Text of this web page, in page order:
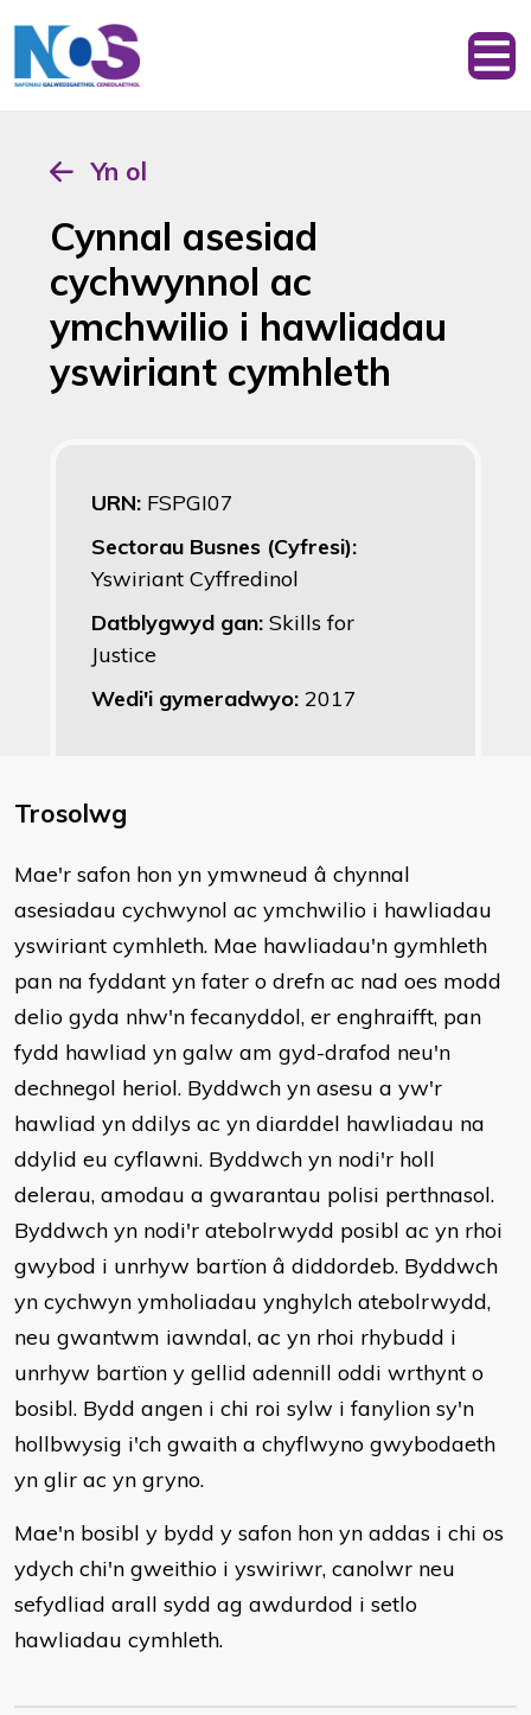
Yn ol
Cynnal asesiad
cychwynnol ac
ymchwilio i hawliadau
yswiriant cymhleth
URN: FSPGI07
Sectorau Busnes (Cyfresi):
Yswiriant Cyffredinol
Datblygwyd gan: Skills for
Justice
Wedi'i gymeradwyo: 2017
Trosolwg
Mae'r safon hon yn ymwneud â chynnal
asesiadau cychwynol ac ymchwilio i hawliadau
yswiriant cymhleth. Mae hawliadau'n gymhleth
pan na fyddant yn fater o drefn ac nad oes modd
delio gyda nhw'n fecanyddol, er enghraifft, pan
fydd hawliad yn galw am gyd-drafod neu'n
dechnegol heriol. Byddwch yn asesu a yw'r
hawliad yn ddilys ac yn diarddel hawliadau na
ddylid eu cyflawni. Byddwch yn nodi'r holl
delerau, amodau a gwarantau polisi perthnasol.
Byddwch yn nodi'r atebolrwydd posibl ac yn rhoi
gwybod i unrhyw bartïon â diddordeb. Byddwch
yn cychwyn ymholiadau ynghylch atebolrwydd,
neu gwantwm iawndal, ac yn rhoi rhybudd i
unrhyw bartïon y gellid adennill oddi wrthynt o
bosibl. Bydd angen i chi roi sylw i fanylion sy'n
hollbwysig i'ch gwaith a chyflwyno gwybodaeth
yn glir ac yn gryno.
Mae'n bosibl y bydd y safon hon yn addas i chi os
ydych chi'n gweithio i yswiriwr, canolwr neu
sefydliad arall sydd ag awdurdod i setlo
hawliadau cymhleth.